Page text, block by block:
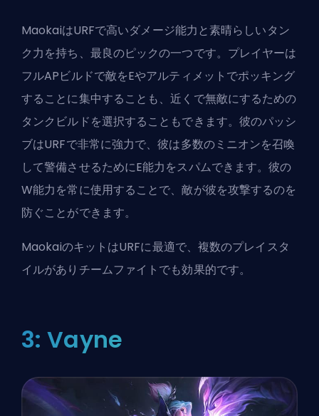
MaokaiはURFで高いダメージ能力と素晴らしいタン
ク力を持ち、最良のピックの一つです。プレイヤーは
フルAPビルドで敵をEやアルティメットでポッキング
することに集中することも、近くで無敵にするための
タンクビルドを選択することもできます。彼のパッシ
ブはURFで非常に強力で、彼は多数のミニオンを召喚
して警備させるためにE能力をスパムできます。彼の
W能力を常に使用することで、敵が彼を攻撃するのを
防ぐことができます。
MaokaiのキットはURFに最適で、複数のプレイスタ
イルがありチームファイトでも効果的です。
3: Vayne